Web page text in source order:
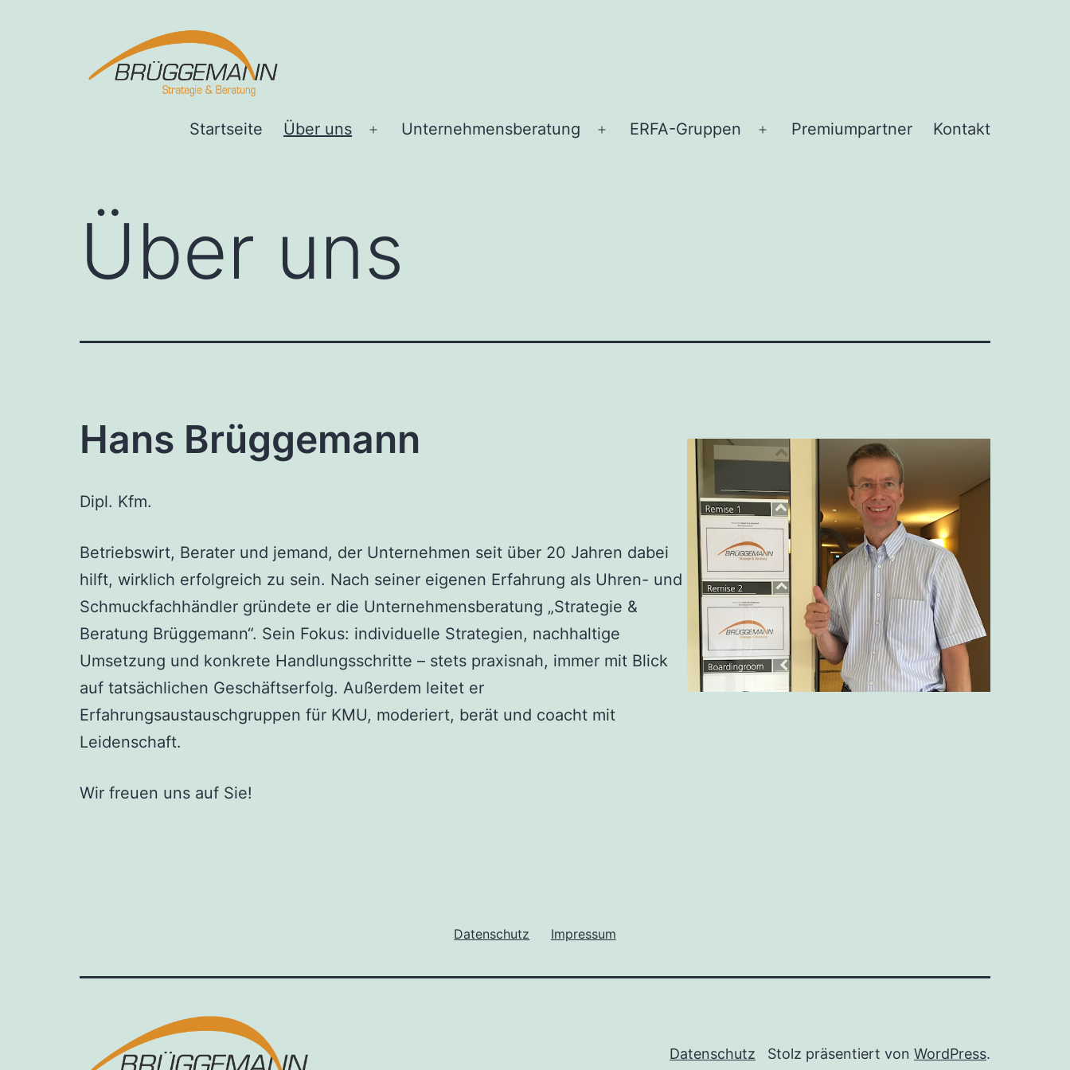
Brüggemann
Startseite Über uns
Menü
Unternehmensberatung
Menü
ERFA-Gruppen
Menü
Premiumpartner Kontakt
Über uns
Hans Brüggemann
Dipl. Kfm.
Betriebswirt, Berater und jemand, der Unternehmen seit über 20 Jahren dabei
hilft, wirklich erfolgreich zu sein. Nach seiner eigenen Erfahrung als Uhren- und
Schmuckfachhändler gründete er die Unternehmensberatung „Strategie &
Beratung Brüggemann“. Sein Fokus: individuelle Strategien, nachhaltige
Umsetzung und konkrete Handlungsschritte – stets praxisnah, immer mit Blick
auf tatsächlichen Geschäftserfolg. Außerdem leitet er
Erfahrungsaustauschgruppen für KMU, moderiert, berät und coacht mit
Leidenschaft.
Wir freuen uns auf Sie!
Datenschutz Impressum
Datenschutz Stolz präsentiert von WordPress.